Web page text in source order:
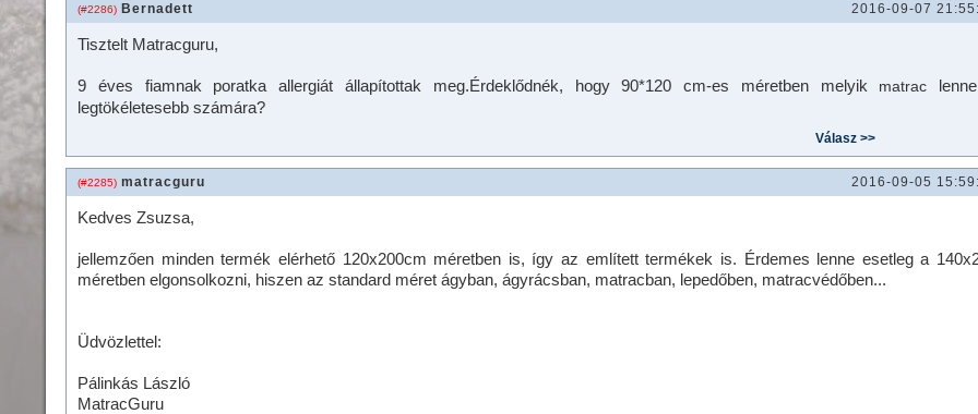
(#2286) Bernadett 2016-09-07
Tisztelt Matracguru,
9 éves fiamnak poratka allergiát állapítottak meg.Érdeklődnék, hogy 90*120 cm-es méretben melyik matrac
legtökéletesebb számára?
(#2285) matracguru 2016-09-05
Kedves Zsuzsa,
jellemzően minden termék elérhető 120x200cm méretben is, így az említett termékek is. Érdemes lenne esetleg a
méretben elgonsolkozni, hiszen az standard méret ágyban, ágyrácsban, matracban, lepedőben, matracvédőben...
Üdvözlettel:
Pálinkás László
MatracGuru